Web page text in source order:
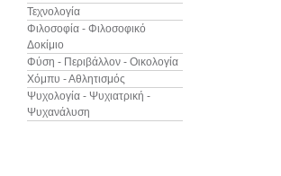
Τεχνολογία
Φιλοσοφία - Φιλοσοφικό
Δοκίμιο
Φύση - Περιβάλλον - Οικολογία
Χόμπυ - Αθλητισμός
Ψυχολογία - Ψυχιατρική -
Ψυχανάλυση